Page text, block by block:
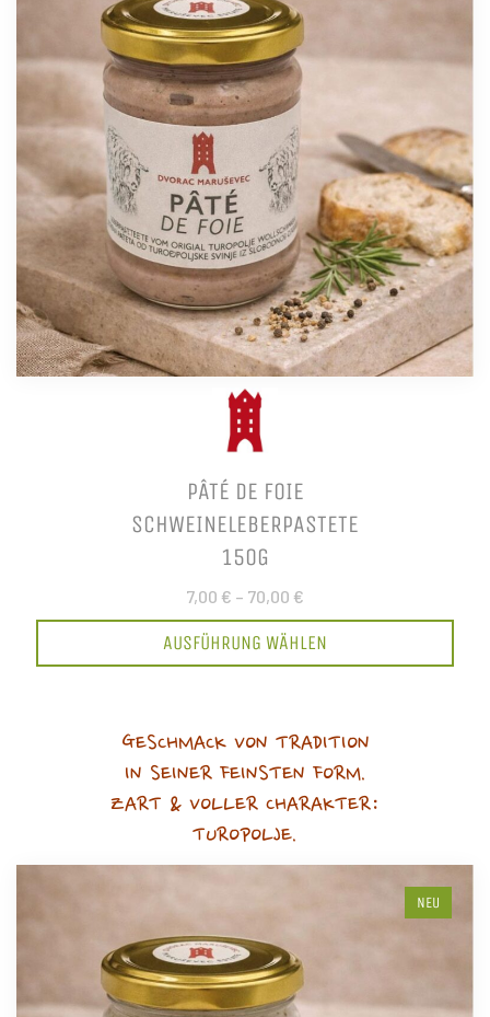
PÂTÉ DE FOIE
SCHWEINELEBERPASTETE
150G
7,00 € – 70,00 €
AUSFÜHRUNG WÄHLEN
GESCHMACK VON TRADITION
IN SEINER FEINSTEN FORM.
ZART & VOLLER CHARAKTER:
TUROPOLJE.
NEU